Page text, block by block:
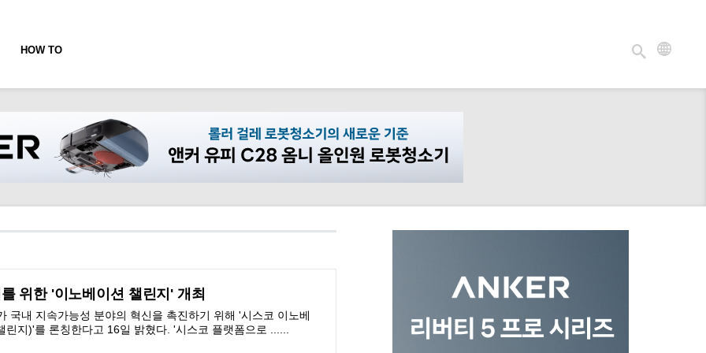
HOW TO
위한 '이노베이션 챌린지' 개최
국내 지속가능성 분야의 혁신을 촉진하기 위해 '시스코 이노베
지)'를 론칭한다고 16일 밝혔다. '시스코 플랫폼으로 ......